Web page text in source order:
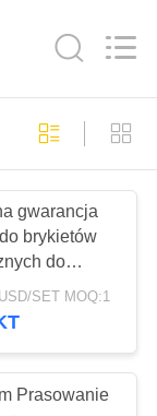
369
gwarancja
brykietów
do
SET MOQ:1
Prasowanie